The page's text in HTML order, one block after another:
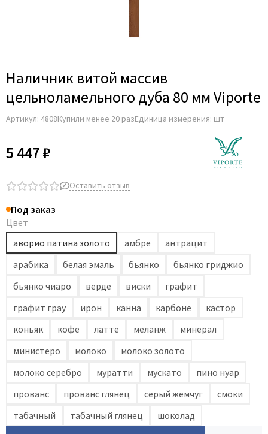
Наличник витой массив
цельноламельного дуба 80 мм Viporte
Артикул: 4808Купили менее 20 разЕдиница измерения: шт
5 447 ₽
Оставить отзыв
Под заказ
Цвет
аворио патина золото
амбре
антрацит
арабика
белая эмаль бьянко
бьянко гриджио
бьянко чиаро
верде виски
графит
графит грау
ирон канна карбоне
кастор
коньяк
кофе латте меланж
минерал
министеро
молоко
молоко золото
молоко серебро
муратти мускато
пино нуар
прованс
прованс глянец серый жемчуг
смоки
табачный
табачный глянец шоколад